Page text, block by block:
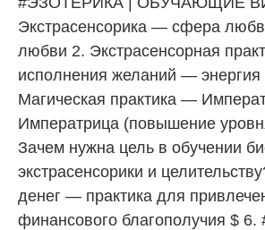
Экстрасенсорика — сфера
любви 2. Экстрасенсорная
исполнения желаний — энергия
Магическая практика —
Императрица (повышение
Зачем нужна цель в обучении
экстрасенсорики и
денег — практика для
финансового благополучия $